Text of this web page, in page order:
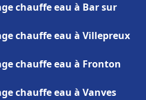
chauffe eau à Bar sur
chauffe eau à Villepreux
chauffe eau à Fronton
chauffe eau à Vanves